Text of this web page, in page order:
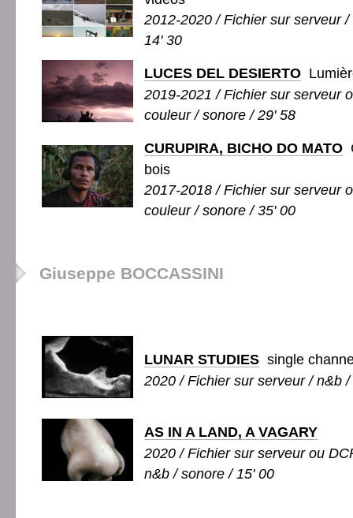
2012-2020 / Fichier sur serveur
14' 30
LUCES DEL DESIERTO
2019-2021 / Fichier sur serveur
couleur / sonore / 29' 58
CURUPIRA, BICHO DO MATO
bois
2017-2018 / Fichier sur serveur
couleur / sonore / 35' 00
Giuseppe BOCCASSINI
LUNAR STUDIES single
2020 / Fichier sur serveur / n&b
AS IN A LAND, A VAGARY
2020 / Fichier sur serveur ou
n&b / sonore / 15' 00